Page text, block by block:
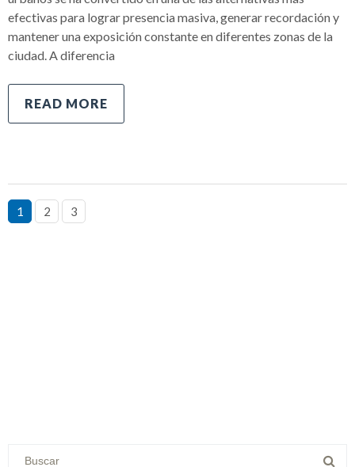
efectivas para lograr presencia masiva, generar recordación y
mantener una exposición constante en diferentes zonas de la
ciudad. A diferencia
READ MORE
1 2 3